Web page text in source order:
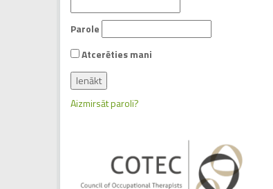
Parole
Atcerēties mani
Aizmirsāt paroli?